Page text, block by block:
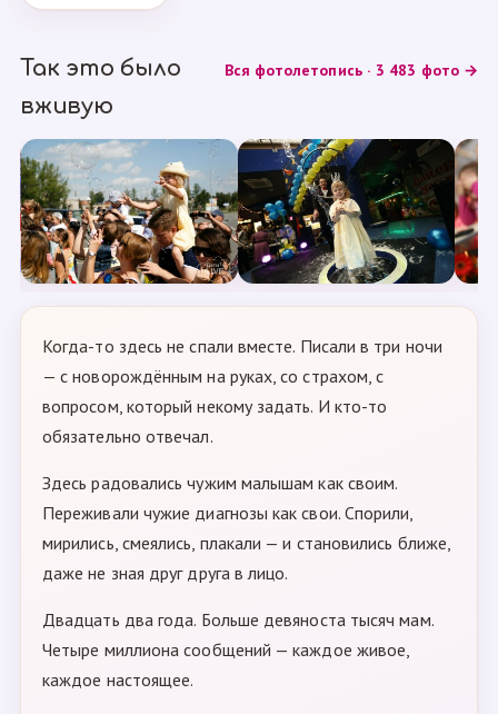
Так это было
вживую
Вся фотолетопись · 3 483 фото →
Когда-то здесь не спали вместе. Писали в три ночи
— с новорождённым на руках, со страхом, с
вопросом, который некому задать. И кто-то
обязательно отвечал.
Здесь радовались чужим малышам как своим.
Переживали чужие диагнозы как свои. Спорили,
мирились, смеялись, плакали — и становились ближе,
даже не зная друг друга в лицо.
Двадцать два года. Больше девяноста тысяч мам.
Четыре миллиона сообщений — каждое живое,
каждое настоящее.